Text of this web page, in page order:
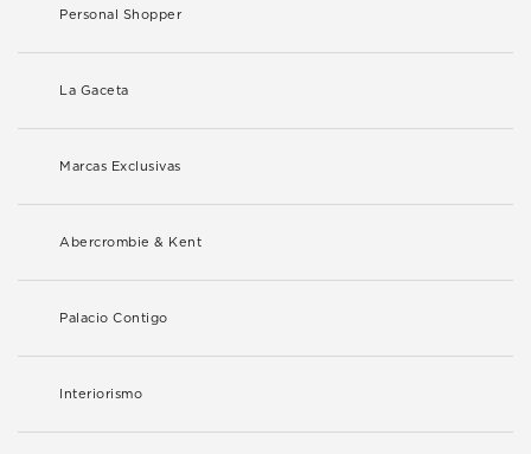
Personal Shopper
La Gaceta
Marcas Exclusivas
Abercrombie & Kent
Palacio Contigo
Interiorismo